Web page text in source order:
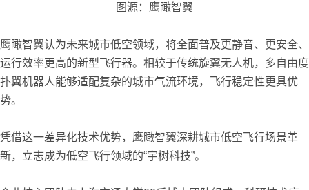
图源：鹰瞰智翼
鹰瞰智翼认为未来城市低空领域，将全面普及更静音、更安全、
运行效率更高的新型飞行器。相较于传统旋翼无人机，多自由度
扑翼机器人能够适配复杂的城市气流环境，飞行稳定性更具优
势。
凭借这一差异化技术优势，鹰瞰智翼深耕城市低空飞行场景革
新，立志成为低空飞行领域的“宇树科技”。